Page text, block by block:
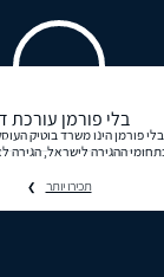
בלי פורמן עורכת
פורמן הינו משרד בוטיק
ההגירה לישראל, הגירה
תכירו יותר